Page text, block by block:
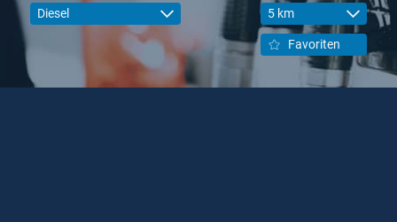
Diesel 5 km
Favoriten